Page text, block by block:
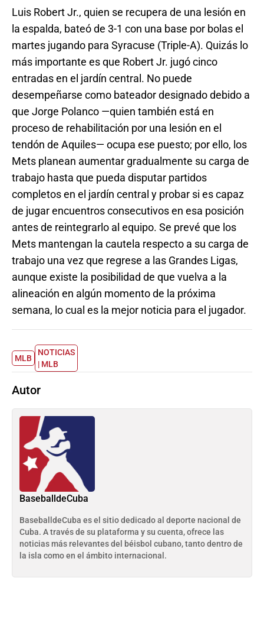
Luis Robert Jr., quien se recupera de una lesión en
la espalda, bateó de 3-1 con una base por bolas el
martes jugando para Syracuse (Triple-A). Quizás lo
más importante es que Robert Jr. jugó cinco
entradas en el jardín central. No puede
desempeñarse como bateador designado debido a
que Jorge Polanco —quien también está en
proceso de rehabilitación por una lesión en el
tendón de Aquiles— ocupa ese puesto; por ello, los
Mets planean aumentar gradualmente su carga de
trabajo hasta que pueda disputar partidos
completos en el jardín central y probar si es capaz
de jugar encuentros consecutivos en esa posición
antes de reintegrarlo al equipo. Se prevé que los
Mets mantengan la cautela respecto a su carga de
trabajo una vez que regrese a las Grandes Ligas,
aunque existe la posibilidad de que vuelva a la
alineación en algún momento de la próxima
semana, lo cual es la mejor noticia para el jugador.
MLB
NOTICIAS
| MLB
Autor
BaseballdeCuba
BaseballdeCuba es el sitio dedicado al deporte nacional de
Cuba. A través de su plataforma y su cuenta, ofrece las
noticias más relevantes del béisbol cubano, tanto dentro de
la isla como en el ámbito internacional.